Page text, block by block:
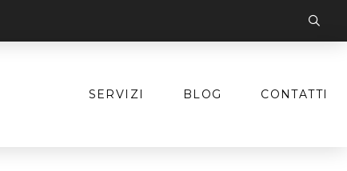
SERVIZI BLOG CONTATTI